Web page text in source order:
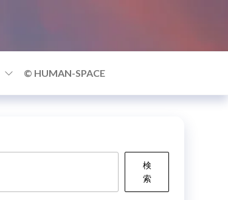
© HUMAN-SPACE
検
索